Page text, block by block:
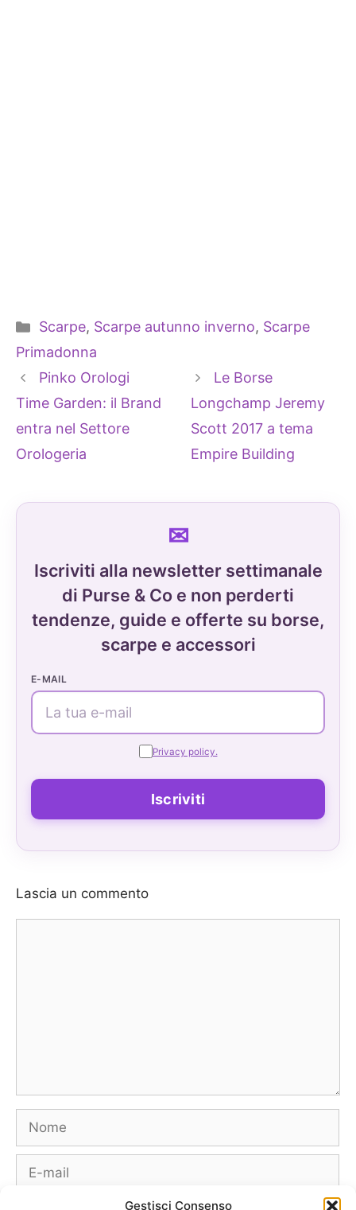
Gestisci Consenso
Categorie
Scarpe, Scarpe autunno inverno, Scarpe
Primadonna
Pinko Orologi
Time Garden: il Brand
entra nel Settore
Orologeria
Le Borse
Longchamp Jeremy
Scott 2017 a tema
Empire Building
Iscriviti alla newsletter settimanale
di Purse & Co e non perderti
tendenze, guide e offerte su borse,
scarpe e accessori
E-MAIL
Privacy policy.
Lascia un commento
Nome
E-
mail